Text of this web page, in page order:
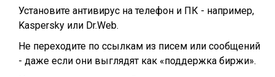
Установите антивирус на телефон и ПК - например,
Kaspersky или Dr.Web.
Не переходите по ссылкам из писем или сообщений
- даже если они выглядят как «поддержка биржи».